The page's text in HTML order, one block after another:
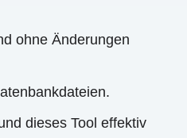
ohne Änderungen
dieses Tool effektiv